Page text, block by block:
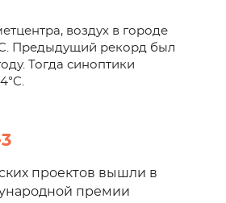
воздух в городе
Предыдущий рекорд был
Тогда синоптики
проектов вышли в
премии